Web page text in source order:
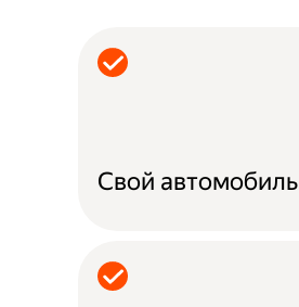
Свой автомобиль